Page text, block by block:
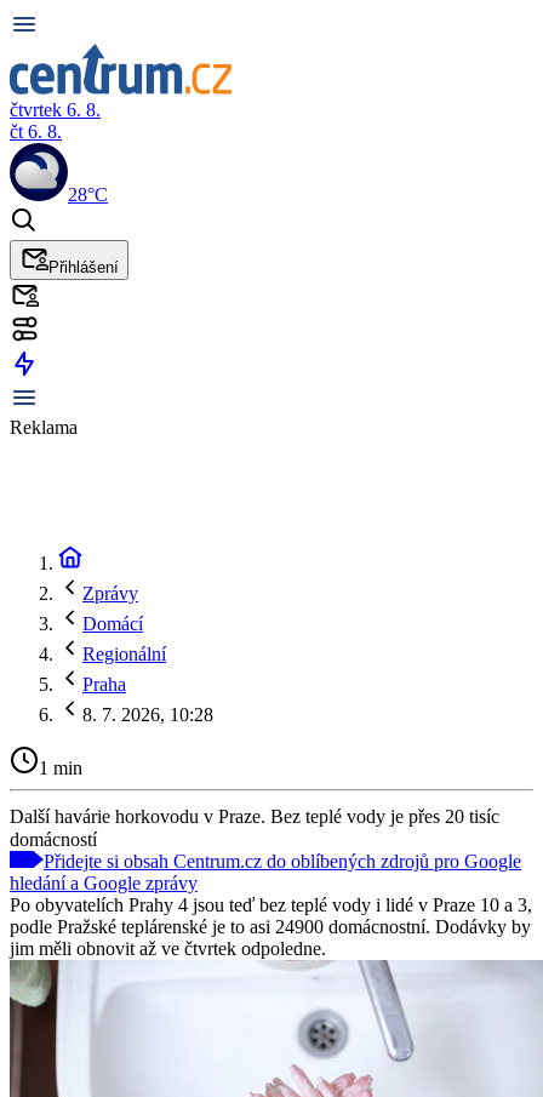
čtvrtek 6. 8.
čt 6. 8.
28°C
Přihlášení
Reklama
Zprávy
Domácí
Regionální
Praha
8. 7. 2026, 10:28
1 min
Další havárie horkovodu v Praze. Bez teplé vody je přes 20 tisíc
domácností
Přidejte si obsah Centrum.cz do oblíbených zdrojů pro Google
hledání a Google zprávy
Po obyvatelích Prahy 4 jsou teď bez teplé vody i lidé v Praze 10 a 3,
podle Pražské teplárenské je to asi 24900 domácnostní. Dodávky by
jim měli obnovit až ve čtvrtek odpoledne.